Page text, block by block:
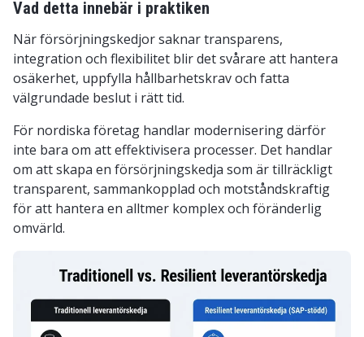
Vad detta innebär i praktiken
När försörjningskedjor saknar transparens,
integration och flexibilitet blir det svårare att hantera
osäkerhet, uppfylla hållbarhetskrav och fatta
välgrundade beslut i rätt tid.
För nordiska företag handlar modernisering därför
inte bara om att effektivisera processer. Det handlar
om att skapa en försörjningskedja som är tillräckligt
transparent, sammankopplad och motståndskraftig
för att hantera en alltmer komplex och föränderlig
omvärld.